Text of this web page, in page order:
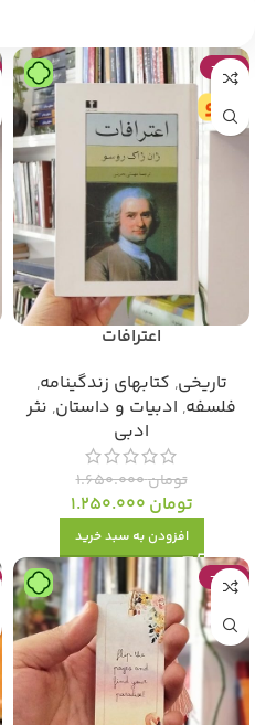
-24%
اعترافات
تاریخی, کتابهای زندگینامه,
فلسفه, ادبیات و داستان, نثر
ادبی
تومان1.650.000
تومان
افزودن به سبد خرید
-47%